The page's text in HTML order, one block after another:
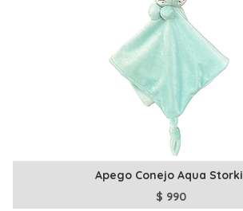
Apego Conejo Aqua Storki
$ 990